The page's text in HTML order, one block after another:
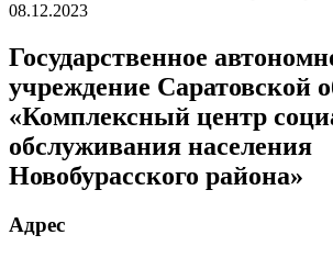
08.12.2023
Государственное
учреждение Саратовской
«Комплексный центр
обслуживания населения
Новобурасского района»
Адрес